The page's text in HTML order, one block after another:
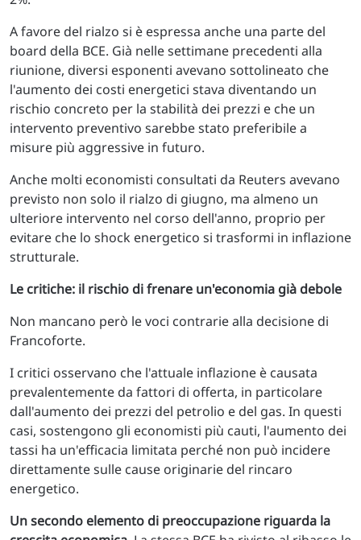
A favore del rialzo si è espressa anche una parte del
board della BCE. Già nelle settimane precedenti alla
riunione, diversi esponenti avevano sottolineato che
l'aumento dei costi energetici stava diventando un
rischio concreto per la stabilità dei prezzi e che un
intervento preventivo sarebbe stato preferibile a
misure più aggressive in futuro.
Anche molti economisti consultati da Reuters avevano
previsto non solo il rialzo di giugno, ma almeno un
ulteriore intervento nel corso dell'anno, proprio per
evitare che lo shock energetico si trasformi in inflazione
strutturale.
Le critiche: il rischio di frenare un'economia già debole
Non mancano però le voci contrarie alla decisione di
Francoforte.
I critici osservano che l'attuale inflazione è causata
prevalentemente da fattori di offerta, in particolare
dall'aumento dei prezzi del petrolio e del gas. In questi
casi, sostengono gli economisti più cauti, l'aumento dei
tassi ha un'efficacia limitata perché non può incidere
direttamente sulle cause originarie del rincaro
energetico.
Un secondo elemento di preoccupazione riguarda la